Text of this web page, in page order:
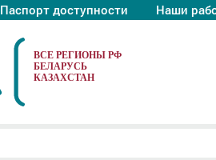
Паспорт доступности Наши